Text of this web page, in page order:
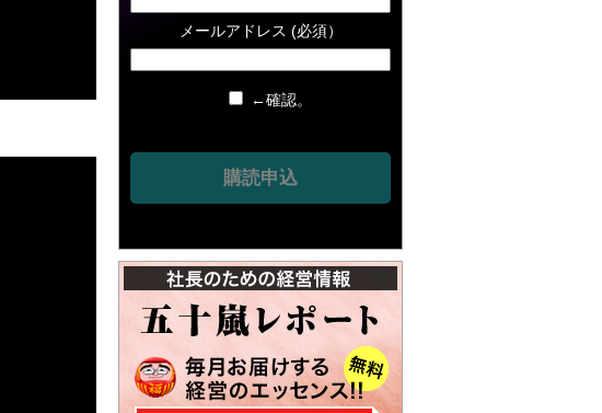
メールアドレス (必須）
←確認。